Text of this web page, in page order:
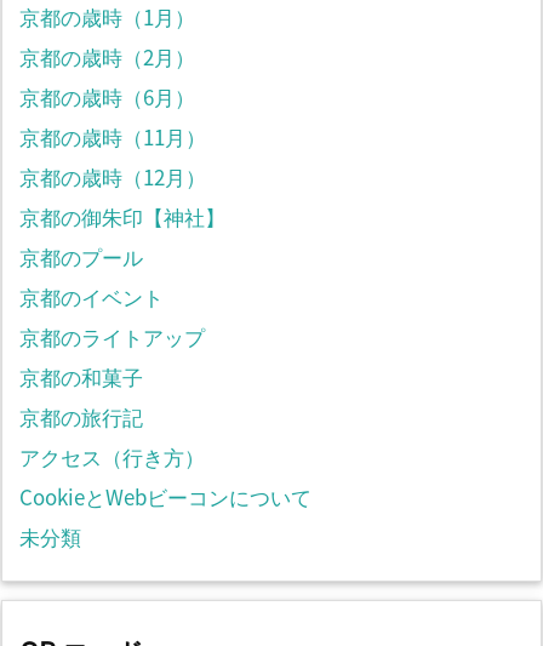
京都の歳時（1月）
京都の歳時（2月）
京都の歳時（6月）
京都の歳時（11月）
京都の歳時（12月）
京都の御朱印【神社】
京都のプール
京都のイベント
京都のライトアップ
京都の和菓子
京都の旅行記
アクセス（行き方）
CookieとWebビーコンについて
未分類